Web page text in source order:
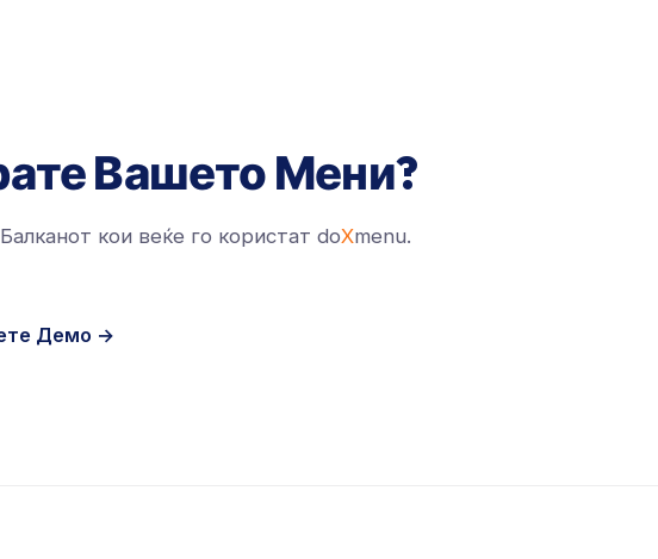
Вашето Мени?
кои веќе го користат doXmenu.
Демо →